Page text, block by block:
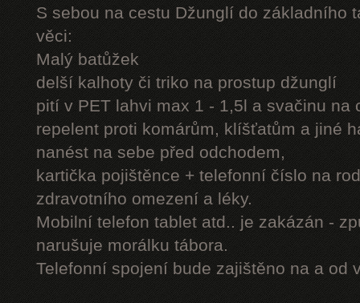
S sebou na cestu Džunglí do základního
věci:
Malý batůžek
delší kalhoty či triko na prostup džunglí
pití v PET lahvi max 1 - 1,5l a svačinu na
repelent proti komárům, klíšťatům a jiné
nanést na sebe před odchodem,
kartička pojištěnce + telefonní číslo na
zdravotního omezení a léky.
Mobilní telefon tablet atd.. je zakázán -
narušuje morálku tábora.
Telefonní spojení bude zajištěno na a od